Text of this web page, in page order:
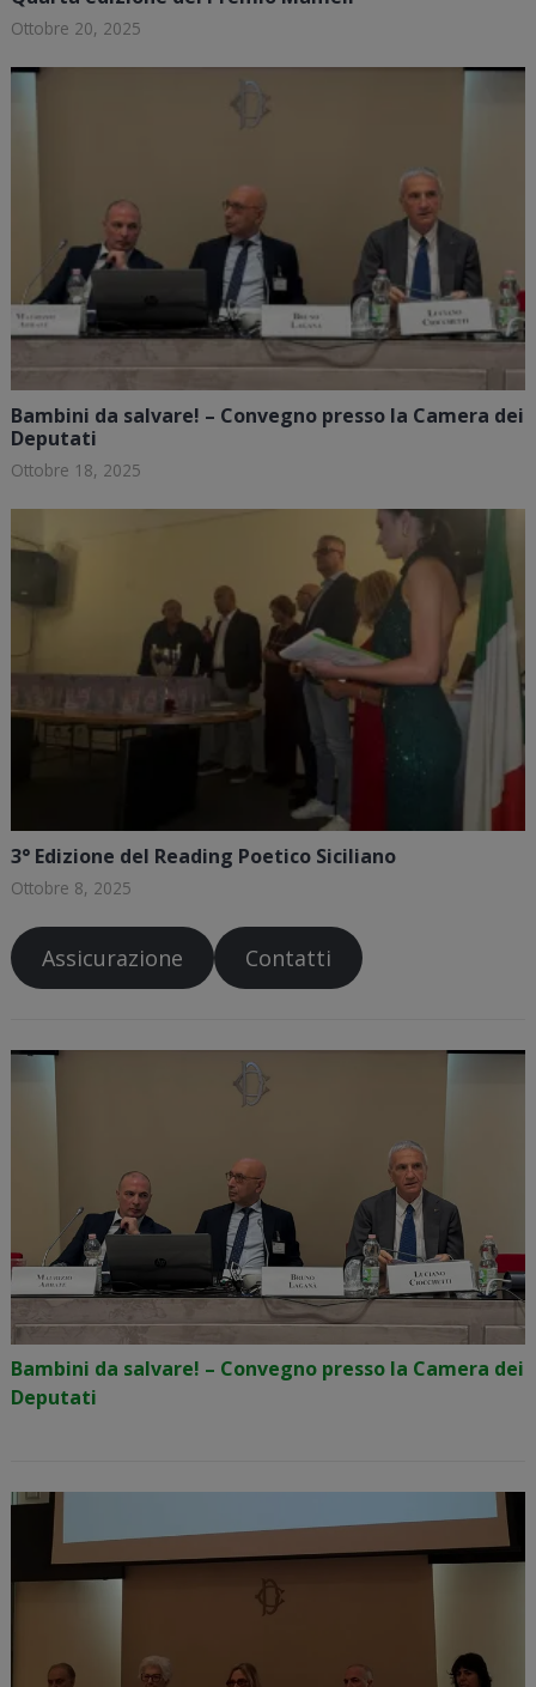
Ottobre 20, 2025
Bambini da salvare! – Convegno presso la Camera dei
Deputati
Ottobre 18, 2025
3° Edizione del Reading Poetico Siciliano
Ottobre 8, 2025
Assicurazione Contatti
Bambini da salvare! – Convegno presso la Camera dei
Deputati